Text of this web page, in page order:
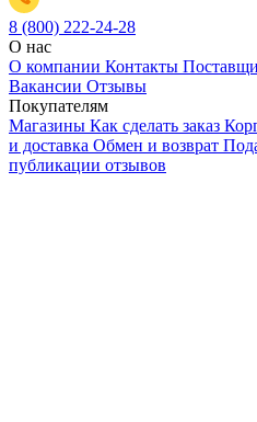
8 (800) 222-24-28
О нас
О компании Контакты
Вакансии Отзывы
Покупателям
Магазины Как сделать заказ
и доставка Обмен и возврат
публикации отзывов